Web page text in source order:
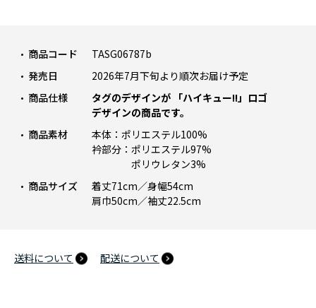
商品コード
TASG06787b
発売日
2026年7月下旬より順次お届け予定
商品仕様
タグのデザインが 「ハイキュー!!」ロゴ
デザインの商品です。
商品素材
本体：ポリエステル100%
衿部分：ポリエステル97%
ポリウレタン3%
商品サイズ
着丈71cm／身幅54cm
肩巾50cm／袖丈22.5cm
送料について 配送について